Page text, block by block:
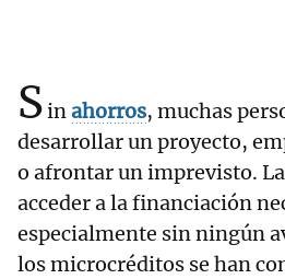
Sinahorros, muchas
desarrollar un proyecto,
o afrontar un imprevisto.
acceder a la financiación
especialmente sin ningún
los microcréditos se han